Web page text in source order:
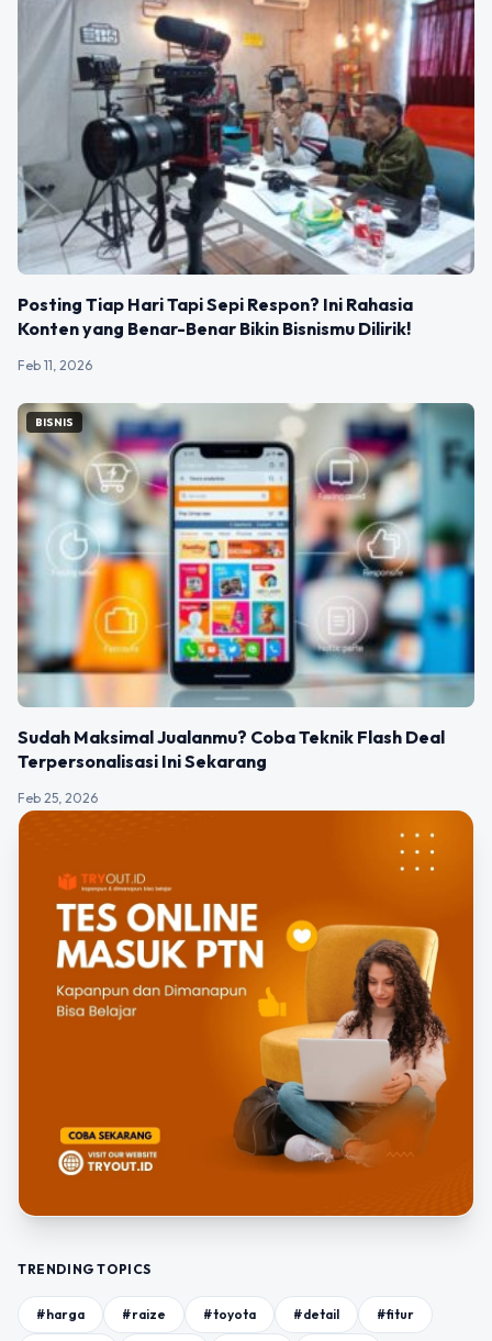
Posting Tiap Hari Tapi Sepi Respon? Ini Rahasia
Konten yang Benar-Benar Bikin Bisnismu Dilirik!
Feb 11, 2026
BISNIS
Sudah Maksimal Jualanmu? Coba Teknik Flash Deal
Terpersonalisasi Ini Sekarang
Feb 25, 2026
TRENDING TOPICS
#harga #raize #toyota #detail #fitur